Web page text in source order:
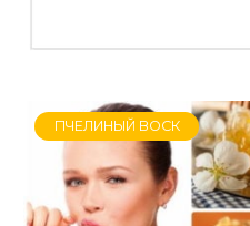
ПЧЕЛИНЫЙ ВОСК